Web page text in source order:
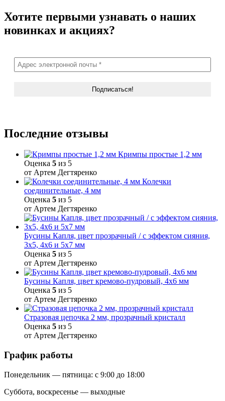
Хотите первыми узнавать о наших
новинках и акциях?
Последние отзывы
Кримпы простые 1,2 мм
Оценка 5 из 5
от Артем Дегтяренко
Колечки
соединительные, 4 мм
Оценка 5 из 5
от Артем Дегтяренко
Бусины Капля, цвет прозрачный / с эффектом сияния,
3х5, 4х6 и 5х7 мм
Оценка 5 из 5
от Артем Дегтяренко
Бусины Капля, цвет кремово-пудровый, 4х6 мм
Оценка 5 из 5
от Артем Дегтяренко
Стразовая цепочка 2 мм, прозрачный кристалл
Оценка 5 из 5
от Артем Дегтяренко
График работы
Понедельник — пятница: с 9:00 до 18:00
Суббота, воскресенье — выходные